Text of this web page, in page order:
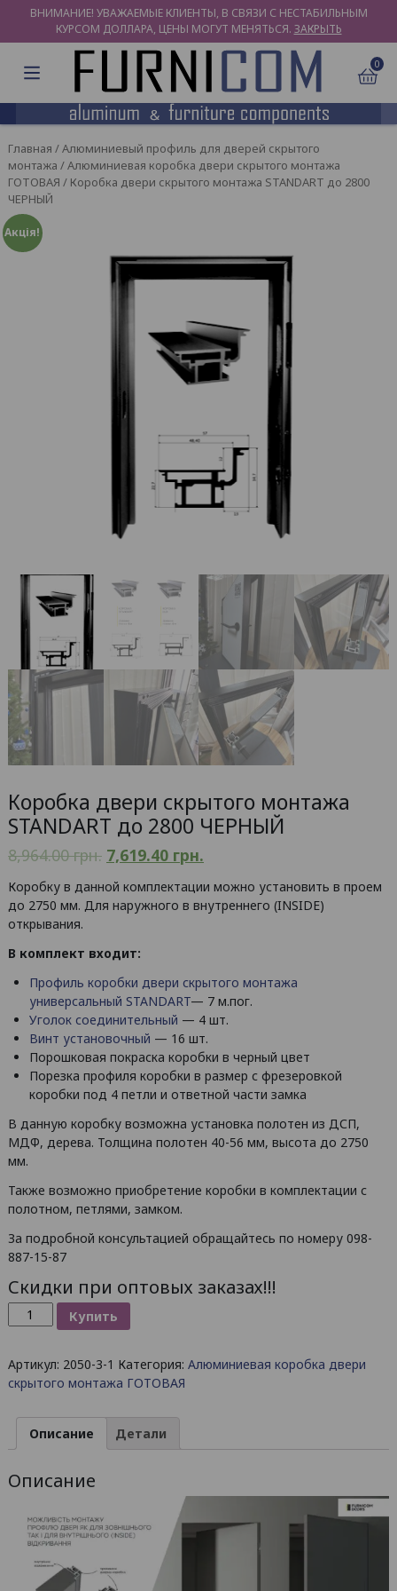
ВНИМАНИЕ! УВАЖАЕМЫЕ КЛИЕНТЫ, В СВЯЗИ С НЕСТАБИЛЬНЫМ
КУРСОМ ДОЛЛАРА, ЦЕНЫ МОГУТ МЕНЯТЬСЯ. ЗАКРЫТЬ
0
Главная /Алюминиевый профиль для дверей скрытого
монтажа /Алюминиевая коробка двери скрытого монтажа
ГОТОВАЯ / Коробка двери скрытого монтажа STANDART до 2800
ЧЕРНЫЙ
Акція!
Коробка двери скрытого монтажа
STANDART до 2800 ЧЕРНЫЙ
8,964.00грн. 7,619.40 грн.
Коробку в данной комплектации можно установить в проем
до 2750 мм. Для наружного в внутреннего (INSIDE)
открывания.
В комплект входит:
Профиль коробки двери скрытого монтажа
универсальный STANDART— 7 м.пог.
Уголок соединительный — 4 шт.
Винт установочный — 16 шт.
Порошковая покраска коробки в черный цвет
Порезка профиля коробки в размер с фрезеровкой
коробки под 4 петли и ответной части замка
В данную коробку возможна установка полотен из ДСП,
МДФ, дерева. Толщина полотен 40-56 мм, высота до 2750
мм.
Также возможно приобретение коробки в комплектации с
полотном, петлями, замком.
За подробной консультацией обращайтесь по номеру 098-
887-15-87
Скидки при оптовых заказах!!!
Количество
товара
двери
скрытого
STANDART
ЧЕРНЫЙ
Купить
Артикул: 2050-3-1 Категория: Алюминиевая коробка двери
скрытого монтажа ГОТОВАЯ
Описание Детали
Описание